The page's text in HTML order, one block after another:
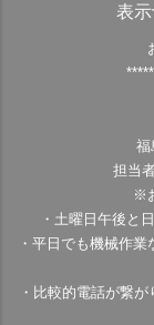
表
福
担当
※
・土曜日午後と
・平日でも機械作
・比較的電話が繋